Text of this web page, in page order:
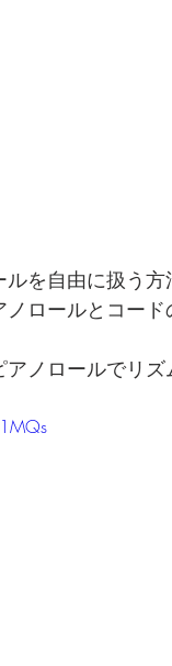
を自由に扱う方
ロールとコー
ノロールでリ